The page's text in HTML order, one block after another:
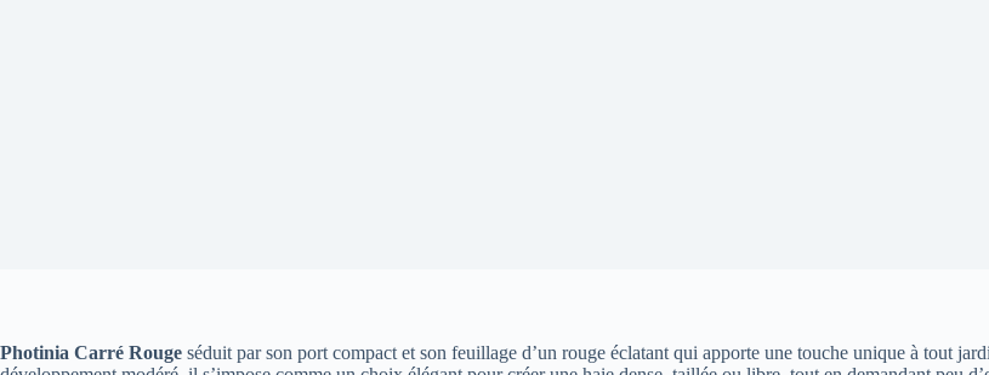
Photinia Carré Rouge séduit par son port compact et son feuillage d’un rouge éclatant qui apporte une touche unique à tout